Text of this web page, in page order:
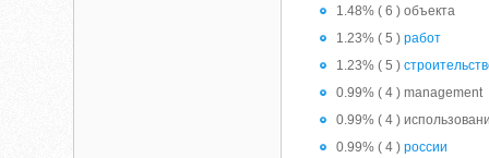
1.48% ( 6 ) объекта
1.23% ( 5 )работ
1.23% ( 5 )
0.99% ( 4 ) management
0.99% ( 4 )
0.99% ( 4 )россии